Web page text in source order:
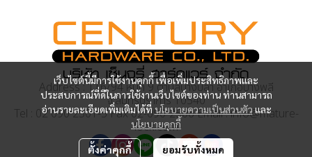
เว็บไซต์นี้มีการใช้งานคุกกี้ เพื่อเพิ่มประสิทธิภาพและ
ประสบการณ์ที่ดีในการใช้งานเว็บไซต์ของท่าน ท่านสามารถ
อ่านรายละเอียดเพิ่มเติมได้ที่นโยบายความเป็นส่วนตัว และ
นโยบายคุกกี้
ตั้งค่าคุกกี้ ยอมรับทั้งหมด
Address : 116/94 หมู่ที่ 9 ตำบลบางปลา อำเภอบางพลี
จ.สมุทรปราการ 10540
Tel : 02 090 2501-5 Fax 02-090-2506 Email : info@mature-
lock.com